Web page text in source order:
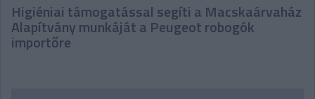
Higiéniai támogatással segíti a Macskaárvaház
Alapítvány munkáját a Peugeot robogók
importőre